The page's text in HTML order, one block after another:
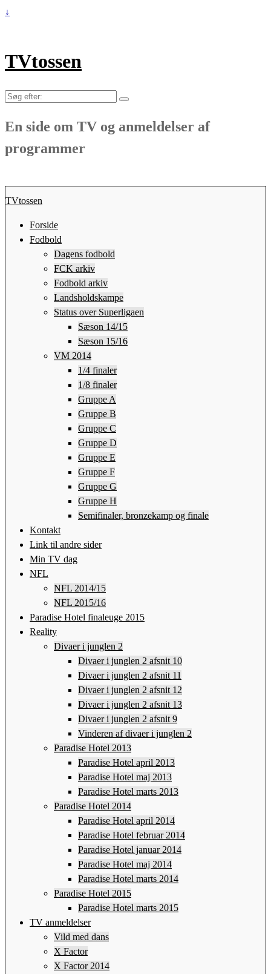
↓
TVtossen
Søg
En side om TV og anmeldelser af
programmer
TVtossen
Forside
Fodbold
Dagens fodbold
FCK arkiv
Fodbold arkiv
Landsholdskampe
Status over Superligaen
Sæson 14/15
Sæson 15/16
VM 2014
1/4 finaler
1/8 finaler
Gruppe A
Gruppe B
Gruppe C
Gruppe D
Gruppe E
Gruppe F
Gruppe G
Gruppe H
Semifinaler, bronzekamp og finale
Kontakt
Link til andre sider
Min TV dag
NFL
NFL 2014/15
NFL 2015/16
Paradise Hotel finaleuge 2015
Reality
Divaer i junglen 2
Divaer i junglen 2 afsnit 10
Divaer i junglen 2 afsnit 11
Divaer i junglen 2 afsnit 12
Divaer i junglen 2 afsnit 13
Divaer i junglen 2 afsnit 9
Vinderen af divaer i junglen 2
Paradise Hotel 2013
Paradise Hotel april 2013
Paradise Hotel maj 2013
Paradise Hotel marts 2013
Paradise Hotel 2014
Paradise Hotel april 2014
Paradise Hotel februar 2014
Paradise Hotel januar 2014
Paradise Hotel maj 2014
Paradise Hotel marts 2014
Paradise Hotel 2015
Paradise Hotel marts 2015
TV anmeldelser
Vild med dans
X Factor
X Factor 2014